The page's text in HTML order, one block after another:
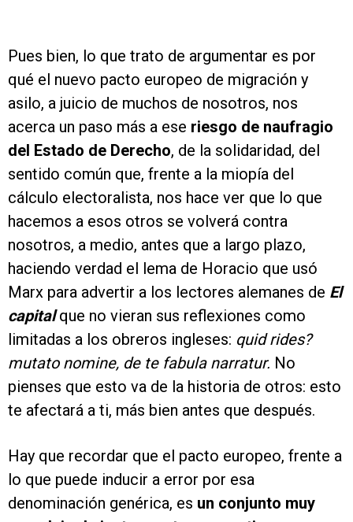
Pues bien, lo que trato de argumentar es por
qué el nuevo pacto europeo de migración y
asilo, a juicio de muchos de nosotros, nos
acerca un paso más a ese riesgo de naufragio
del Estado de Derecho, de la solidaridad, del
sentido común que, frente a la miopía del
cálculo electoralista, nos hace ver que lo que
hacemos a esos otros se volverá contra
nosotros, a medio, antes que a largo plazo,
haciendo verdad el lema de Horacio que usó
Marx para advertir a los lectores alemanes de El
capital que no vieran sus reflexiones como
limitadas a los obreros ingleses: quid rides?
mutato nomine, de te fabula narratur. No
pienses que esto va de la historia de otros: esto
te afectará a ti, más bien antes que después.
Hay que recordar que el pacto europeo, frente a
lo que puede inducir a error por esa
denominación genérica, es un conjunto muy